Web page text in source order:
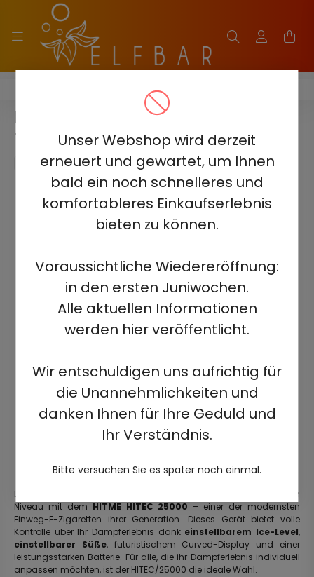
Unser Webshop wird derzeit
erneuert und gewartet, um Ihnen
bald ein noch schnelleres und
komfortableres Einkaufserlebnis
bieten zu können.
Voraussichtliche Wiedereröffnung:
in den ersten Juniwochen.
Alle aktuellen Informationen
werden hier veröffentlicht.
Wir entschuldigen uns aufrichtig für
die Unannehmlichkeiten und
danken Ihnen für Ihre Geduld und
Ihr Verständnis.
Bitte versuchen Sie es später noch einmal.
HITME HITEC 25000
HITME HITEC 25000 - JASMINE
TEA 5%
Erleben Sie personalisiertes Dampfen auf einem völlig neuen
Niveau mit dem HITME HITEC 25000 – einer der modernsten
Einweg-E-Zigaretten ihrer Generation. Dieses Gerät bietet volle
Kontrolle über Ihr Dampferlebnis dank einstellbarem Ice-Level,
einstellbarer Süße, futuristischem Curved-Display und einer
leistungsstarken Batterie. Für alle, die ihr Dampferlebnis individuell
anpassen möchten, ist der HITEC/25000 die ideale Wahl.